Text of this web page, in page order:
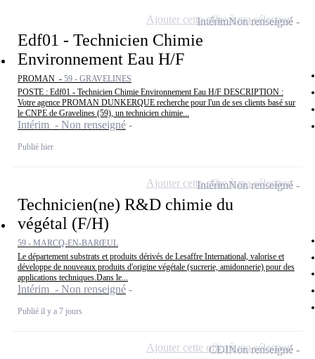
Edf01 - Technicien Chimie
Environnement Eau H/F
PROMAN - 59 - GRAVELINES
POSTE : Edf01 - Technicien Chimie Environnement Eau H/F DESCRIPTION :
Votre agence PROMAN DUNKERQUE recherche pour l'un de ses clients basé sur
le CNPE de Gravelines (59), un technicien chimie...
Intérim - Non renseigné
Publié hier
IntérimNon renseigné
Ajouter cette offre à ma sélection
Technicien(ne) R&D chimie du
végétal (F/H)
59 - MARCQ-EN-BARŒUL
Le département substrats et produits dérivés de Lesaffre International, valorise et
développe de nouveaux produits d'origine végétale (sucrerie, amidonnerie) pour des
applications techniques.Dans le...
Intérim - Non renseigné
Publié il y a 7 jours
IntérimNon renseigné
Ajouter cette offre à ma sélection
CDINon renseigné
Ajouter cette offre à ma sélection